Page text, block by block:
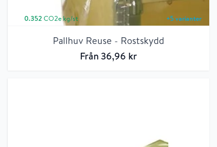
+5varianter
0.352CO2e kg/st
Pallhuv Reuse - Rostskydd
Från 36,96 kr